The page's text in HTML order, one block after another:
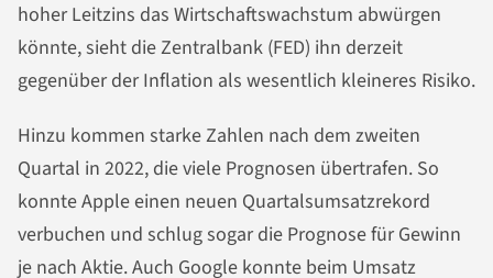
hoher Leitzins das Wirtschaftswachstum abwürgen
könnte, sieht die Zentralbank (FED) ihn derzeit
gegenüber der Inflation als wesentlich kleineres Risiko.
Hinzu kommen starke Zahlen nach dem zweiten
Quartal in 2022, die viele Prognosen übertrafen. So
konnte Apple einen neuen Quartalsumsatzrekord
verbuchen und schlug sogar die Prognose für Gewinn
je nach Aktie. Auch Google konnte beim Umsatz